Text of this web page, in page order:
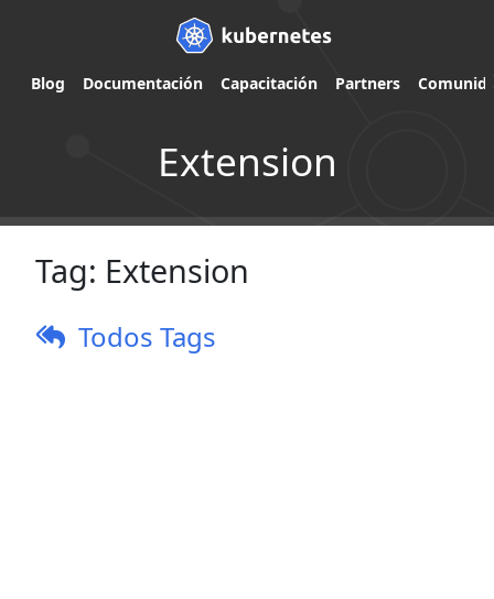
Blog Documentación Capacitación Partners
Extension
Tag: Extension
Todos Tags